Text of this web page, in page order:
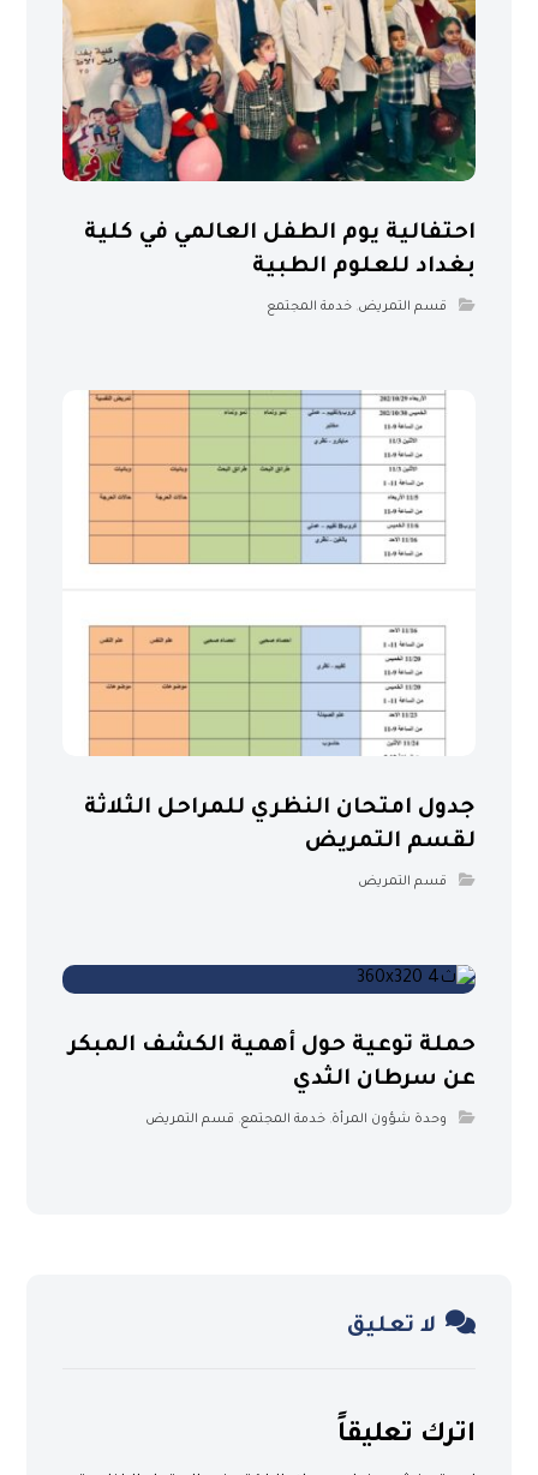
احتفالية يوم الطفل العالمي في كلية
بغداد للعلوم الطبية
قسم التمريض,خدمة المجتمع
جدول امتحان النظري للمراحل الثلاثة
لقسم التمريض
قسم التمريض
حملة توعية حول أهمية الكشف المبكر
عن سرطان الثدي
وحدة شؤون المرأة,خدمة المجتمع, قسم التمريض
لا تعليق
اترك تعليقاً